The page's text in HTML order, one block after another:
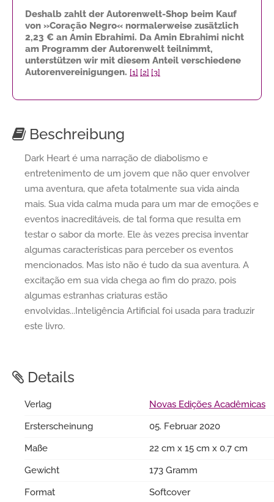
Deshalb zahlt der Autorenwelt-Shop beim Kauf
von »Coração Negro« normalerweise zusätzlich
2,23 € an Amin Ebrahimi. Da Amin Ebrahimi nicht
am Programm der Autorenwelt teilnimmt,
unterstützen wir mit diesem Anteil verschiedene
Autorenvereinigungen. [1] [2] [3]
Beschreibung
Dark Heart é uma narração de diabolismo e
entretenimento de um jovem que não quer envolver
uma aventura, que afeta totalmente sua vida ainda
mais. Sua vida calma muda para um mar de emoções e
eventos inacreditáveis, de tal forma que resulta em
testar o sabor da morte. Ele às vezes precisa inventar
algumas características para perceber os eventos
mencionados. Mas isto não é tudo da sua aventura. A
excitação em sua vida chega ao fim do prazo, pois
algumas estranhas criaturas estão
envolvidas...Inteligência Artificial foi usada para traduzir
este livro.
Details
Verlag
Novas Edições Acadêmicas
Ersterscheinung
05. Februar 2020
Maße
22 cm x 15 cm x 0.7 cm
Gewicht
173 Gramm
Format
Softcover